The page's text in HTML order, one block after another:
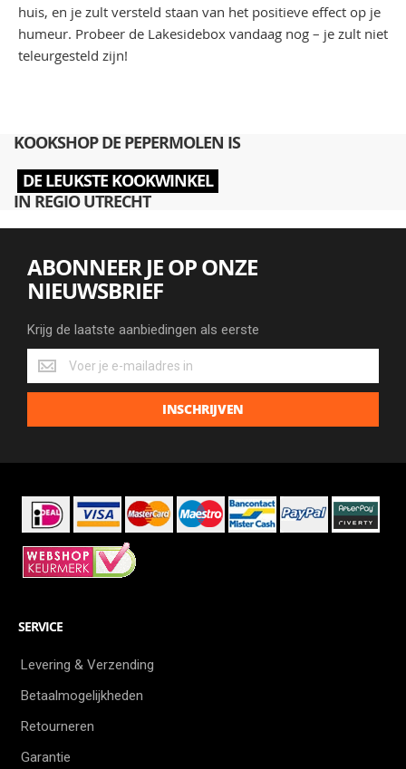
huis, en je zult versteld staan van het positieve effect op je
humeur. Probeer de Lakesidebox vandaag nog – je zult niet
teleurgesteld zijn!
KOOKSHOP DE PEPERMOLEN IS
DE LEUKSTE KOOKWINKEL
IN REGIO UTRECHT
ABONNEER JE OP ONZE
NIEUWSBRIEF
Krijg de laatste aanbiedingen als eerste
Krijg
de
laatste
INSCHRIJVEN
SERVICE
Levering & Verzending
Betaalmogelijkheden
Retourneren
Garantie